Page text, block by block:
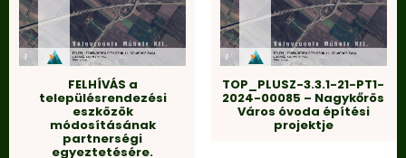
FELHÍVÁS a
településrendezési
eszközök
módosításának
partnerségi
egyeztetésére.
TOP_PLUSZ-3.3.1-21-PT1-
2024-00085 – Nagykőrös
Város óvoda építési
projektje